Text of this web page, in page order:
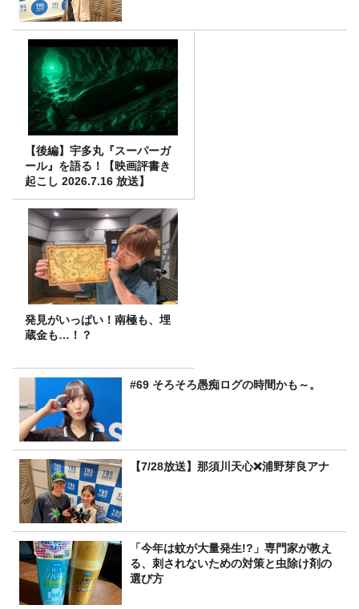
【後編】宇多丸『スーパーガ
ール』を語る！【映画評書き
起こし 2026.7.16 放送】
発見がいっぱい！南極も、埋
蔵金も…！？
#69 そろそろ愚痴ログの時間かも～。
【7/28放送】那須川天心❌浦野芽良アナ
「今年は蚊が大量発生!?」専門家が教え
る、刺されないための対策と虫除け剤の
選び方